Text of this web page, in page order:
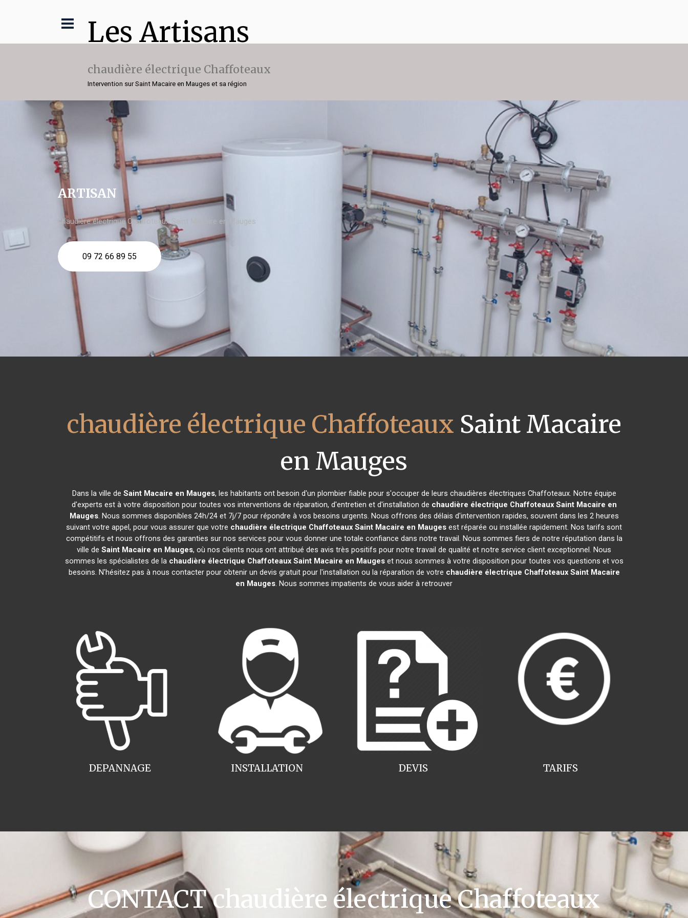
Les Artisans
chaudière électrique Chaffoteaux
Intervention sur Saint Macaire en Mauges et sa région
ARTISAN
chaudière électrique Chaffoteaux Saint Macaire en Mauges
09 72 66 89 55
chaudière électrique Chaffoteaux Saint Macaire
en Mauges
Dans la ville de Saint Macaire en Mauges, les habitants ont besoin d'un plombier fiable pour s'occuper de leurs chaudières électriques Chaffoteaux. Notre équipe
d'experts est à votre disposition pour toutes vos interventions de réparation, d'entretien et d'installation de chaudière électrique Chaffoteaux Saint Macaire en
Mauges. Nous sommes disponibles 24h/24 et 7j/7 pour répondre à vos besoins urgents. Nous offrons des délais d'intervention rapides, souvent dans les 2 heures
suivant votre appel, pour vous assurer que votre chaudière électrique Chaffoteaux Saint Macaire en Mauges est réparée ou installée rapidement. Nos tarifs sont
compétitifs et nous offrons des garanties sur nos services pour vous donner une totale confiance dans notre travail. Nous sommes fiers de notre réputation dans la
ville de Saint Macaire en Mauges, où nos clients nous ont attribué des avis très positifs pour notre travail de qualité et notre service client exceptionnel. Nous
sommes les spécialistes de la chaudière électrique Chaffoteaux Saint Macaire en Maugeset nous sommes à votre disposition pour toutes vos questions et vos
besoins. N'hésitez pas à nous contacter pour obtenir un devis gratuit pour l'installation ou la réparation de votre chaudière électrique Chaffoteaux Saint Macaire
en Mauges. Nous sommes impatients de vous aider à retrouver
INSTALLATION
DEPANNAGE TARIFS
DEVIS
CONTACT chaudière électrique Chaffoteaux